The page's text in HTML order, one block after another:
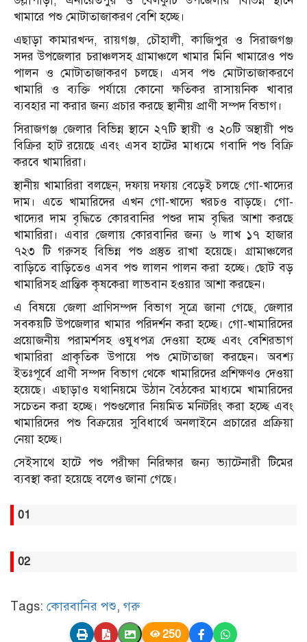
খামারে পশু মোটাতাজাকরণ বেশি হচ্ছে।
এছাড়া কামারখন্দ, রায়গঞ্জ, চৌহালী, কাজিপুর ও সিরাজগঞ্জ
সদর উপজেলার চরাঞ্চলসহ গ্রামাঞ্চলে খামার মিনি খামারেও পশু
পালন ও মোটাতাজাকরণ চলছে। এসব পশু মোটাতাজাকরণে
খামারি ও ব্যক্তি পর্যায়ে কোনো ক্ষতিকর রাসায়নিক খাবার
ব্যবহার না করার জন্য প্রচার করছে স্থানীয় প্রাণী সম্পদ বিভাগ।
সিরাজগঞ্জ জেলার বিভিন্ন স্থানে ২৭টি স্থায়ী ও ২০টি অস্থায়ী পশু
বিক্রির হাট রয়েছে এবং এসব হাটের মাধ্যমে গবাদি পশু বিক্রি
করবে খামারিরা।
স্থানীয় খামারিরা বলছেন, দফায় দফায় বেড়েই চলছে গো-খাদ্যের
দাম। এতে খামারিদের এখন গো-খাদ্যে খরচও বাড়ছে। গো-
খাদ্যের দাম বৃদ্ধিতে কোরবানির পশুর দাম বৃদ্ধির আশা করছে
খামারিরা। এবার জেলায় কোরবানির জন্য ৬ লাখ ১৭ হাজার
৭২৩ টি গরুসহ বিভিন্ন পশু প্রস্তুত রাখা হয়েছে। গ্রামাঞ্চলের
বাড়িতে বাড়িতেও এসব পশু লালন পালন করা হচ্ছে। ছোট বড়
খামারিসহ প্রান্তিক কৃষকেরা লাভবান হওয়ার আশা করছেন।
এ বিষয়ে জেলা প্রাণিসম্পদ বিভাগ সূত্রে জানা গেছে, জেলার
সবকয়টি উপজেলার খামার পরিদর্শন করা হচ্ছে। গো-খামারিদের
প্রয়োজনীয় পরামর্শসহ ওষুধপত্র দেওয়া হচ্ছে এবং বেশিরভাগ
খামারিরা প্রাকৃতিক উপায়ে পশু মোটাতাজা করছেন। অবশ্য
ইতঃপূর্বে প্রাণী সম্পদ বিভাগ থেকে খামারিদের প্রশিক্ষণও দেওয়া
হয়েছে। এছাড়াও যথানিয়মে উঠান বৈঠকের মাধ্যমে খামারিদের
সচেতন করা হচ্ছে। পশুগুলোর নিয়মিত মনিটরিং করা হচ্ছে এবং
খামারিদের পশু বিক্রয়ের সুবিধার্থে অনলাইনে প্রচারের প্রক্রিয়া
নেয়া হচ্ছে।
সেইসাথে হাটে পশু পরীক্ষা নিরিক্ষার জন্য ভ্যাটেনারী টিমের
ব্যবস্থা করা হয়েছে বলেও জানা গেছে।
01
02
Tags: কোরবানির পশু, গরু
250